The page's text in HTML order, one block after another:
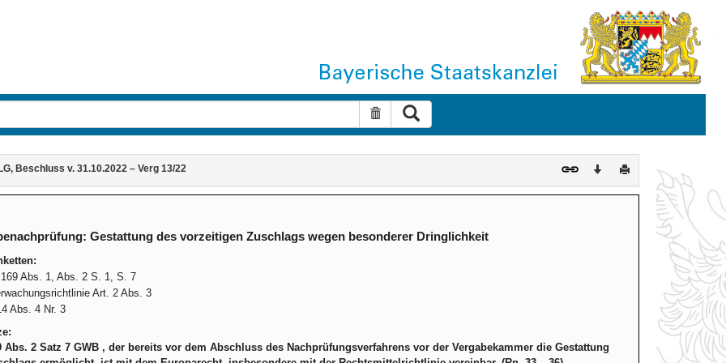
Suche zurücksetzen
Beschluss v. 31.10.2022 – Verg 13/22 DownloadDrucken
Gestattung des vorzeitigen Zuschlags wegen besonderer Dringlichkeit
Abs. 1, Abs. 2 S. 1, S. 7
Art. 2 Abs. 3
Abs. 4 Nr. 3
Abs. 2 Satz 7 GWB , der bereits vor dem Abschluss des Nachprüfungsverfahrens vor der Vergabekammer die Gestattung